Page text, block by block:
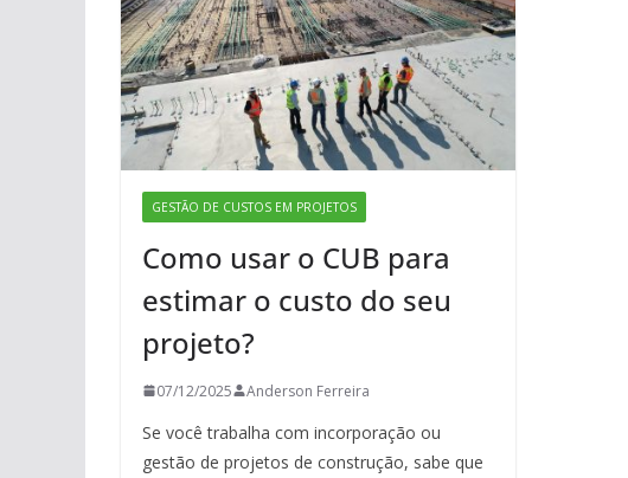
GESTÃO DE CUSTOS EM PROJETOS
Como usar o CUB para
estimar o custo do seu
projeto?
07/12/2025 Anderson Ferreira
Se você trabalha com incorporação ou
gestão de projetos de construção, sabe que